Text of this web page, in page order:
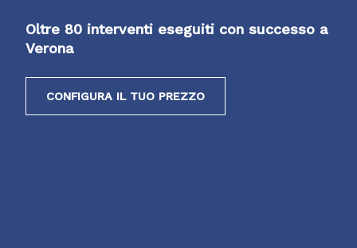
Oltre 80 interventi eseguiti con successo a
Verona
CONFIGURA IL TUO PREZZO